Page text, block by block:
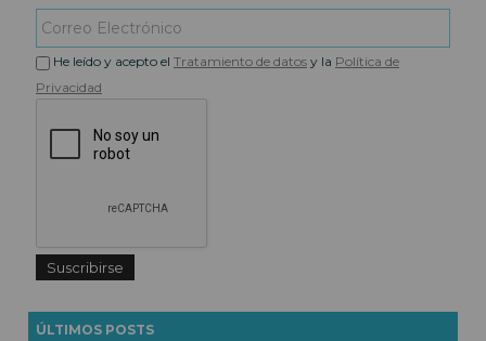
He leído y acepto el Tratamiento de datos y la Política de
Privacidad
ÚLTIMOS POSTS